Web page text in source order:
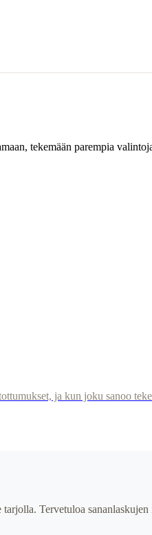
tekemään parempia
ja kun joku sanoo
Tervetuloa sananlaskujen